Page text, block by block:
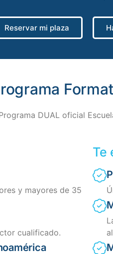
Reservar mi plaza
Programa DUAL oficial
y mayores de 35
cualificado.
Te